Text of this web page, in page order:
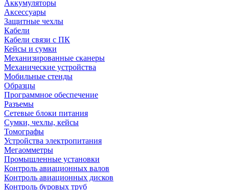
Аккумуляторы
Аксессуары
Защитные чехлы
Кабели
Кабели связи с ПК
Кейсы и сумки
Механизированные сканеры
Механические устройства
Мобильные стенды
Образцы
Программное обеспечение
Разъемы
Сетевые блоки питания
Сумки, чехлы, кейсы
Томографы
Устройства электропитания
Мегаомметры
Промышленные установки
Контроль авиационных валов
Контроль авиационных дисков
Контроль буровых труб